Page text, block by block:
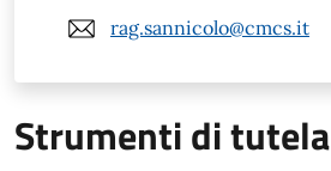
rag.sannicolo@cmcs.it
Strumenti di tutela